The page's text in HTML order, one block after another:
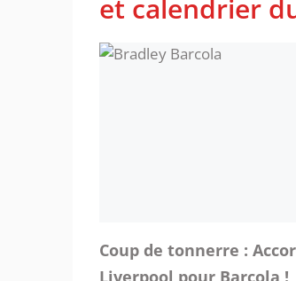
et calendrier
Coup de tonnerre :